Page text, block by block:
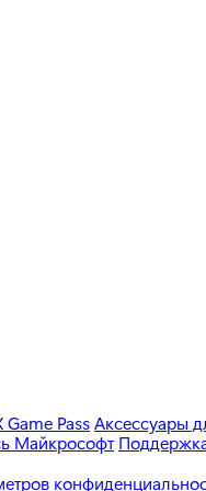
Game PassАксессуары
Майкрософт